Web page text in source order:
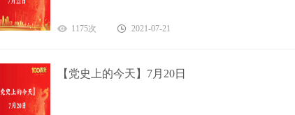
1175次 2021-07-21
【党史上的今天】7月20日